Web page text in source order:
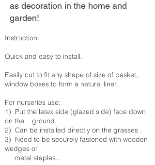
as decoration in the home and
garden!
Instruction:
Quick and easy to install.
Easily cut to fit any shape of size of basket,
window boxes to form a natural liner.
For nurseries use:
1) Put the latex side (glazed side) face down
on the ground.
2) Can be installed directly on the grasses .
3) Need to be securely fastened with wooden
wedges or
metal staples..